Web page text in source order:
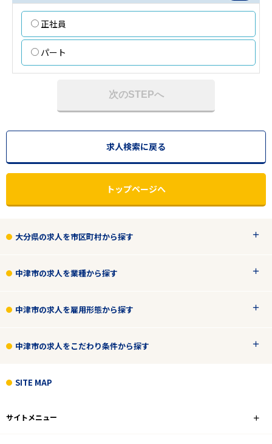
エリアで探す
中津市
正社員
パート
次のSTEPへ
求人検索に戻る
トップページへ
大分県の求人を市区町村から探す
中津市の求人を業種から探す
中津市の求人を雇用形態から探す
中津市の求人をこだわり条件から探す
SITE MAP
サイトメニュー